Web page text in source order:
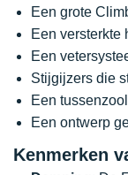
Een grote
Een versterkte
Een
Stijgijzers die
Een
Een ontwerp
Kenmerken